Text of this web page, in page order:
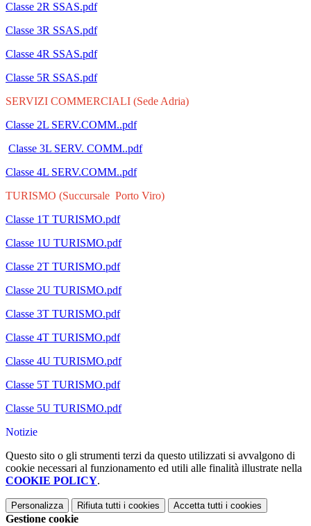
Classe 2R SSAS.pdf
Classe 3R SSAS.pdf
Classe 4R SSAS.pdf
Classe 5R SSAS.pdf
SERVIZI COMMERCIALI (Sede Adria)
Classe 2L SERV.COMM..pdf
Classe 3L SERV. COMM..pdf
Classe 4L SERV.COMM..pdf
TURISMO (Succursale Porto Viro)
Classe 1T TURISMO.pdf
Classe 1U TURISMO.pdf
Classe 2T TURISMO.pdf
Classe 2U TURISMO.pdf
Classe 3T TURISMO.pdf
Classe 4T TURISMO.pdf
Classe 4U TURISMO.pdf
Classe 5T TURISMO.pdf
Classe 5U TURISMO.pdf
Notizie
Questo sito o gli strumenti terzi da questo utilizzati si avvalgono di
cookie necessari al funzionamento ed utili alle finalità illustrate nella
COOKIE POLICY.
Personalizza Rifiuta tutti i cookies Accetta tutti i cookies
Gestione cookie